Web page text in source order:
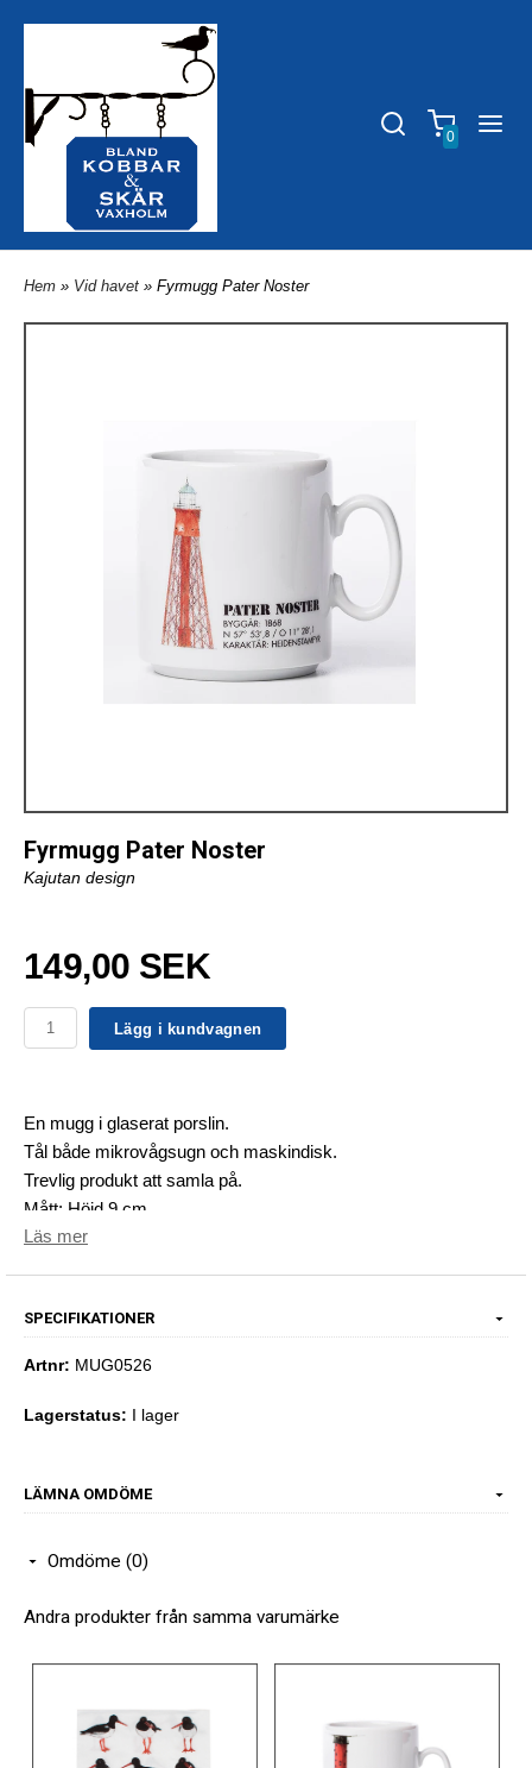
0
Hem » Vid havet » Fyrmugg Pater Noster
Fyrmugg Pater Noster
Kajutan design
149,00 SEK
Lägg i kundvagnen
En mugg i glaserat porslin.
Tål både mikrovågsugn och maskindisk.
Trevlig produkt att samla på.
Mått: Höjd 9 cm
Läs mer
SPECIFIKATIONER
Artnr: MUG0526
Lagerstatus: I lager
LÄMNA OMDÖME
Omdöme (0)
Andra produkter från samma varumärke